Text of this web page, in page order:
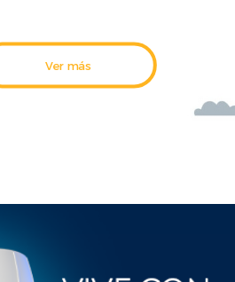
Ver más